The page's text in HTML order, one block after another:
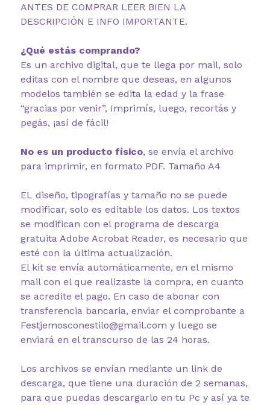
ANTES DE COMPRAR LEER BIEN LA
DESCRIPCIÓN E INFO IMPORTANTE.
¿Qué estás comprando?
Es un archivo digital, que te llega por mail, solo
editas con el nombre que deseas, en algunos
modelos también se edita la edad y la frase
“gracias por venir”, Imprimís, luego, recortás y
pegás, ¡así de fácil!
No es un producto físico, se envía el archivo
para imprimir, en formato PDF. Tamaño A4
EL diseño, tipografías y tamaño no se puede
modificar, solo es editable los datos. Los textos
se modifican con el programa de descarga
gratuita Adobe Acrobat Reader, es necesario que
esté con la última actualización.
El kit se envía automáticamente, en el mismo
mail con el que realizaste la compra, en cuanto
se acredite el pago. En caso de abonar con
transferencia bancaria, enviar el comprobante a
Festjemosconestilo@gmail.com y luego se
enviará en el transcurso de las 24 horas.
Los archivos se envían mediante un link de
descarga, que tiene una duración de 2 semanas,
para que puedas descargarlo en tu Pc y así ya te